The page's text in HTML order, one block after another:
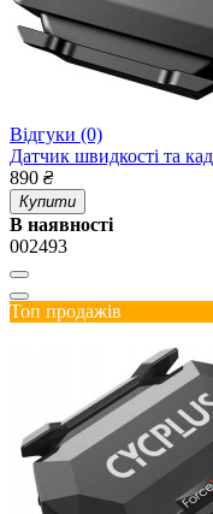
Відгуки (0)
Датчик швидкості та
890 ₴
Купити
В наявності
002493
Топ продажів